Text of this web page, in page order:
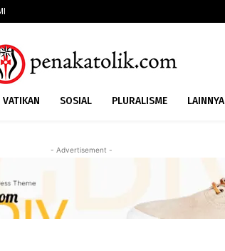
VATIKAN SOSIAL PLURALISME LAINNYA
- Advertisement -